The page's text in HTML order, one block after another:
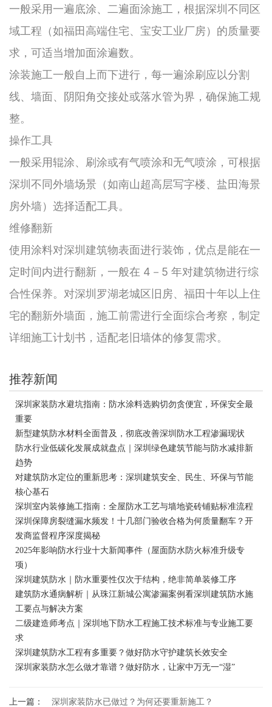
一般采用一遍底涂、二遍面涂施工，根据深圳不同区
域工程（如福田高端住宅、宝安工业厂房）的质量要
求，可适当增加面涂遍数。
涂装施工一般自上而下进行，每一遍涂刷应以分割
线、墙面、阴阳角交接处或落水管为界，确保施工规
整。
操作工具
一般采用辊涂、刷涂或有气喷涂和无气喷涂，可根据
深圳不同外墙场景（如南山超高层写字楼、盐田海景
房外墙）选择适配工具。
维修翻新
使用涂料对深圳建筑物表面进行装饰，优点是能在一
定时间内进行翻新，一般在 4－5 年对建筑物进行综
合性保养。对深圳罗湖老城区旧房、福田十年以上住
宅的翻新外墙面，施工前需进行全面综合考察，制定
详细施工计划书，适配老旧墙体的修复需求。
推荐新闻
深圳家装防水避坑指南：防水涂料选购切勿贪便宜，环保安全最
重要
新型建筑防水材料全面普及，彻底改善深圳防水工程渗漏现状
防水行业低碳化发展成就盘点｜深圳绿色建筑节能与防水减排新
趋势
对建筑防水定位的重新思考：深圳建筑安全、民生、环保与节能
核心基石
深圳室内装修施工指南：全屋防水工艺与墙地瓷砖铺贴标准流程
深圳保障房裂缝漏水频发！十几部门验收合格为何质量翻车？开
发商监督程序深度揭秘
2025年影响防水行业十大新闻事件（屋面防水防火标准升级专
项）
深圳建筑防水｜防水重要性仅次于结构，绝非简单装修工序
建筑防水通病解析｜从珠江新城公寓渗漏案例看深圳建筑防水施
工要点与解决方案
二级建造师考点｜深圳地下防水工程施工技术标准与专业施工要
求
深圳建筑防水工程有多重要？做好防水守护建筑长效安全
深圳家装防水怎么做才靠谱？做好防水，让家中万无一“湿”
上一篇：
深圳家装防水已做过？为何还要重新施工？